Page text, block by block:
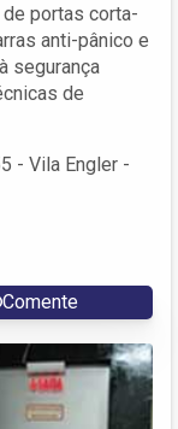
de portas corta-
anti-pânico e
segurança
de
- Vila Engler -
Comente